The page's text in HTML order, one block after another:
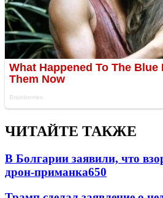
ЧИТАЙТЕ ТАКЖЕ
В Болгарии заявили, что
дрон-приманка650